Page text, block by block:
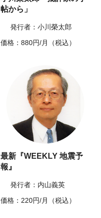
帖から」
発行者：小川榮太郎
価格：880円/月（税込）
最新『WEEKLY 地震予
報』
発行者：内山義英
価格：220円/月（税込）